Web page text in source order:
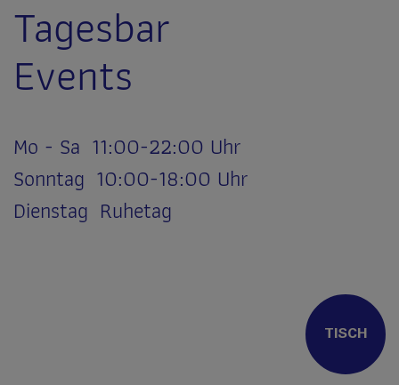
Tagesbar
Events
Mo - Sa 11:00-22:00 Uhr
Sonntag 10:00-18:00 Uhr
Dienstag Ruhetag
TISCH